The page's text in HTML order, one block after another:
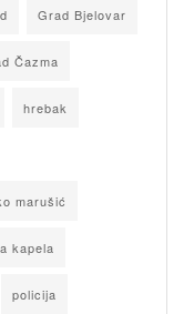
Grad Bjelovar
Čazma
hrebak
marušić
kapela
policija